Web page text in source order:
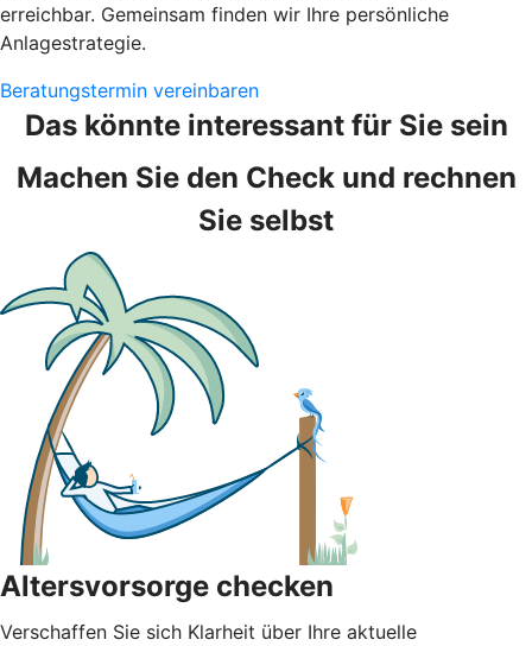
erreichbar. Gemeinsam finden wir Ihre persönliche
Anlagestrategie.
Beratungstermin vereinbaren
Das könnte interessant für Sie sein
Machen Sie den Check und rechnen
Sie selbst
Altersvorsorge checken
Verschaffen Sie sich Klarheit über Ihre aktuelle